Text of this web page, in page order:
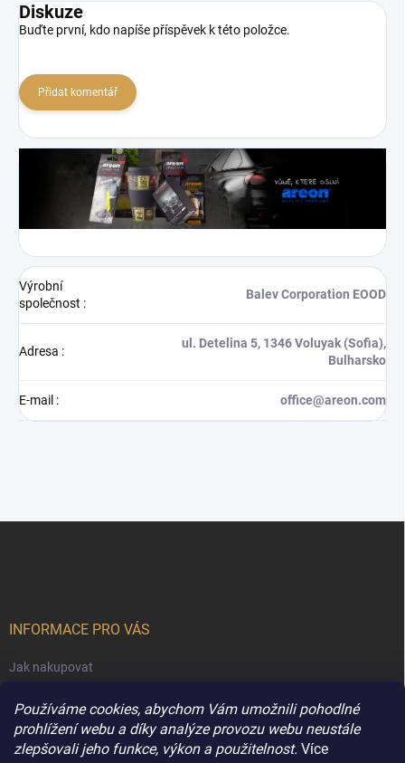
Používáme cookies, abychom Vám umožnili pohodlné
prohlížení webu a díky analýze provozu webu neustále
zlepšovali jeho funkce, výkon a použitelnost. Více
Diskuze
Buďte první, kdo napíše příspěvek k této položce.
Přidat komentář
Výrobní
společnost :
Balev Corporation EOOD
Adresa :
ul. Detelina 5, 1346 Voluyak (Sofia),
Bulharsko
E-mail : office@areon.com
INFORMACE PRO VÁS
Jak nakupovat
Podmínky ochrany osobních údajů
Kontakty